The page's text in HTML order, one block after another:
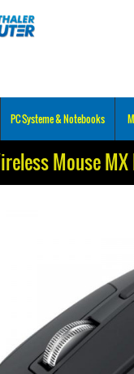
PC Systeme & Notebooks
Mouse